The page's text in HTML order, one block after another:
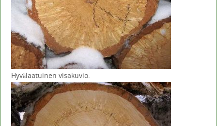
Hyvälaatuinen visakuvio.